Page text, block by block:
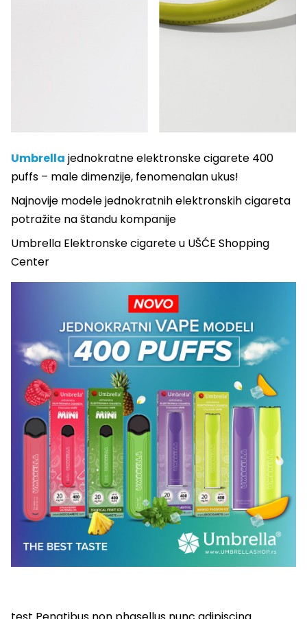
Umbrella jednokratne elektronske cigarete 400
puffs – male dimenzije, fenomenalan ukus!
Najnovije modele jednokratnih elektronskih cigareta
potražite na štandu kompanije
Umbrella Elektronske cigarete u UŠĆE Shopping
Center